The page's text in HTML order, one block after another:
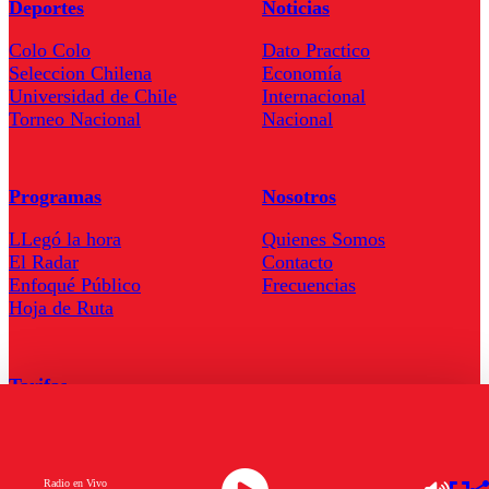
Radio en Vivo
Deportes
Colo Colo
Seleccion Chilena
Universidad de Chile
Torneo Nacional
Noticias
Dato Practico
Economía
Internacional
Nacional
Programas
LLegó la hora
El Radar
Enfoqué Público
Hoja de Ruta
Nosotros
Quienes Somos
Contacto
Frecuencias
Tarifas